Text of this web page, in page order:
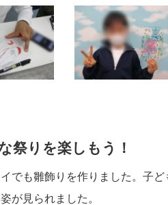
りを楽しもう！
でも雛飾りを作りました。子
が見られました。